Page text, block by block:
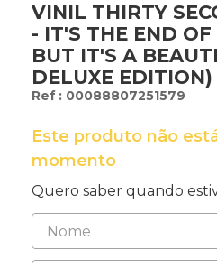
VINIL THIRTY
- IT'S THE END
BUT IT'S A
DELUXE
: 00088807251579
Este produto não
momento
Quero saber quando